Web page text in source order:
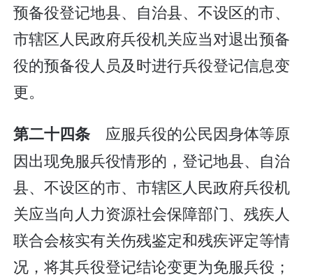
预备役登记地县、自治县、不设区的市、
市辖区人民政府兵役机关应当对退出预备
役的预备役人员及时进行兵役登记信息变
更。
第二十四条 应服兵役的公民因身体等原
因出现免服兵役情形的，登记地县、自治
县、不设区的市、市辖区人民政府兵役机
关应当向人力资源社会保障部门、残疾人
联合会核实有关伤残鉴定和残疾评定等情
况，将其兵役登记结论变更为免服兵役；